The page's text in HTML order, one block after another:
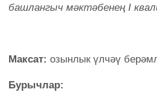
башлангыч мәктәбенең I
Максат: озынлык үлчәү
Бурычлар: